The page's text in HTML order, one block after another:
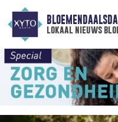
lokaal nieuws